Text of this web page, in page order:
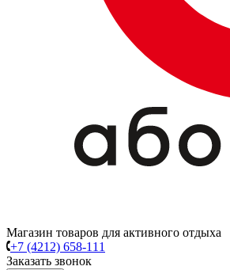
Магазин товаров для активного отдыха
+7 (4212) 658-111
Заказать звонок